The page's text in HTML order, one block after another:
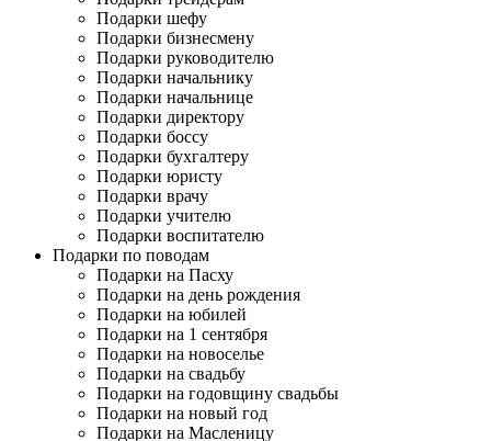
Подарки шефу
Подарки бизнесмену
Подарки руководителю
Подарки начальнику
Подарки начальнице
Подарки директору
Подарки боссу
Подарки бухгалтеру
Подарки юристу
Подарки врачу
Подарки учителю
Подарки воспитателю
Подарки по поводам
Подарки на Пасху
Подарки на день рождения
Подарки на юбилей
Подарки на 1 сентября
Подарки на новоселье
Подарки на свадьбу
Подарки на годовщину свадьбы
Подарки на новый год
Подарки на Масленицу